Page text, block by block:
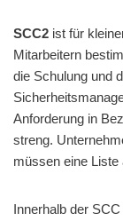
SCC2 ist für
Mitarbeitern
die Schulung und
Anforderung in
streng.
müssen eine Liste
Innerhalb der